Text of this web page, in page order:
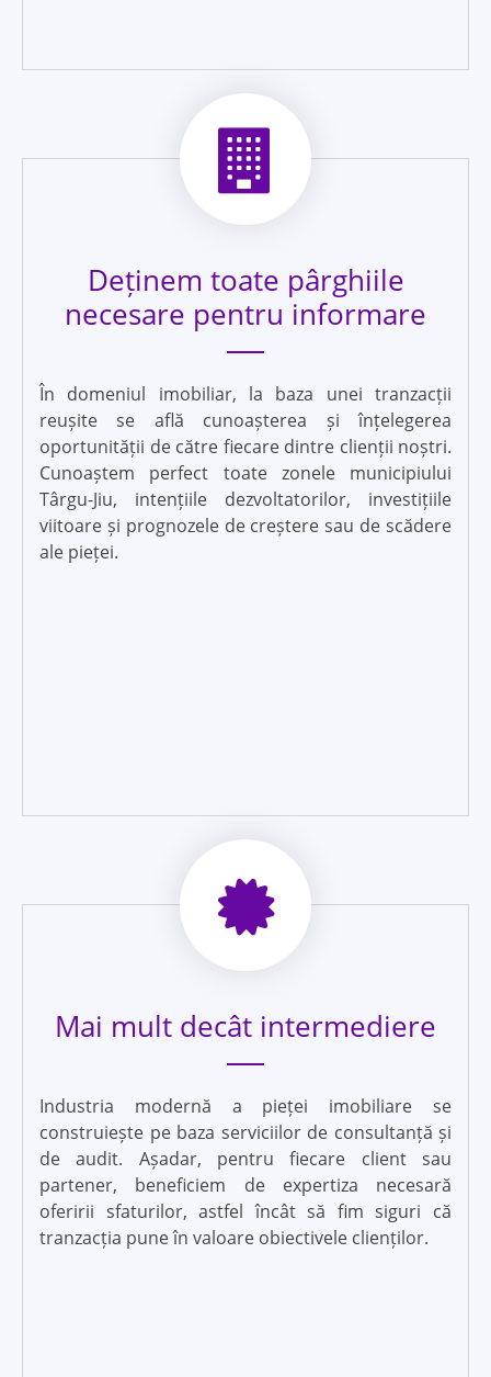
Deținem toate pârghiile
necesare pentru informare
În domeniul imobiliar, la baza unei tranzacții
reușite se află cunoașterea și înțelegerea
oportunității de către fiecare dintre clienții noștri.
Cunoaștem perfect toate zonele municipiului
Târgu-Jiu, intențiile dezvoltatorilor, investițiile
viitoare și prognozele de creștere sau de scădere
ale pieței.
Mai mult decât intermediere
Industria modernă a pieței imobiliare se
construiește pe baza serviciilor de consultanță și
de audit. Așadar, pentru fiecare client sau
partener, beneficiem de expertiza necesară
oferirii sfaturilor, astfel încât să fim siguri că
tranzacția pune în valoare obiectivele clienților.